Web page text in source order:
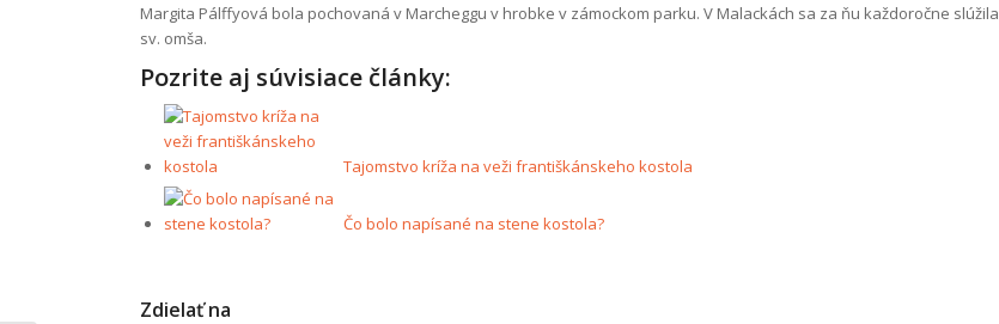
Margita Pálffyová bola pochovaná v Marcheggu v hrobke v zámockom parku. V Malackách sa za ňu každoročne slúžila
sv. omša.
Pozrite aj súvisiace články:
Tajomstvo kríža na veži františkánskeho kostola
Čo bolo napísané na stene kostola?
Zdielať na